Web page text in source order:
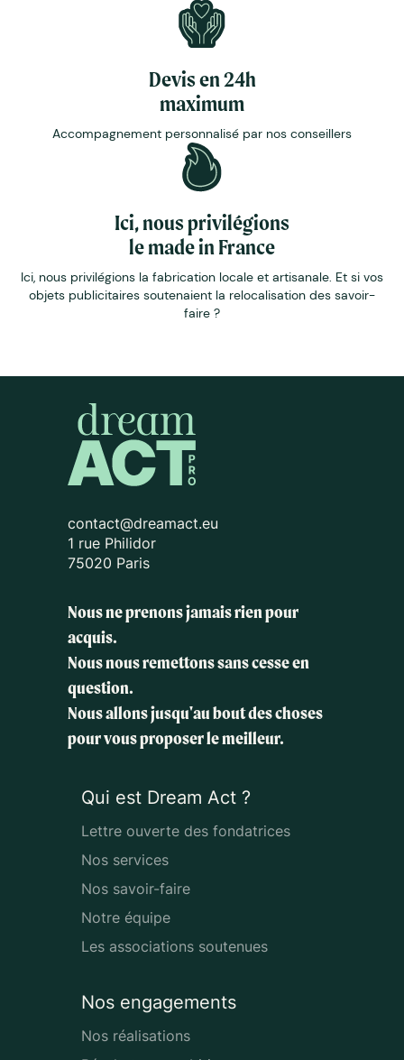
Devis en 24h
maximum
Accompagnement personnalisé par nos conseillers
Ici, nous privilégions
le made in France
Ici, nous privilégions la fabrication locale et artisanale. Et si vos
objets publicitaires soutenaient la relocalisation des savoir-
faire ?
contact@dreamact.eu
1 rue Philidor
75020 Paris
Nous ne prenons jamais rien pour
acquis.
Nous nous remettons sans cesse en
question.
Nous allons jusqu'au bout des choses
pour vous proposer le meilleur.
Qui est Dream Act ?
Lettre ouverte des fondatrices
Nos services
Nos savoir-faire
Notre équipe
Les associations soutenues
Nos engagements
Nos réalisations